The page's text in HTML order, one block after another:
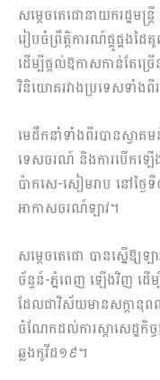
សម្តេចតេជោនាយករដ្ឋមន្ត្
រៀបចំព្រឹត្តិការណ៍​ផ្គូ​ផ្គងដ
ដើម្បីផ្ដល់​ឱកាសកាន់តែច្រើ
វិនិយោគរវាងប្រទេសទាំងពី
មេដឹកនាំទាំងពីរបានស្វា
ទេសចរណ៍ និងការបើក​ឡើ
ប៉ាកសេ-សៀមរាប នៅថ្ងៃ
អាកាសចរណ៍ឡាវ។
សម្តេចតេជោ បានស្នើឱ្យឡ
ច័ន្ទន៍-ភ្នំពេញ ឡើងវិញ ដ
ដែលជាវិស័យមានសក្តានុព
ចំណែកដល់ការស្តាសេដ្ឋកិច្
ឆ្លងកូវីដ១៩។